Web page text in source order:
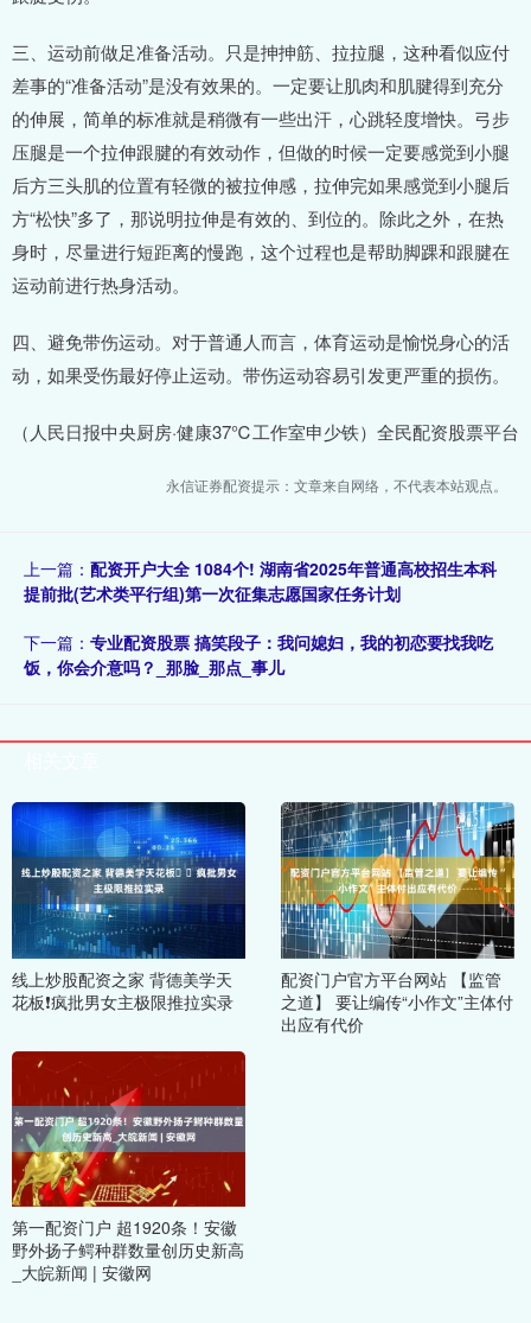
三、运动前做足准备活动。只是抻抻筋、拉拉腿，这种看似应付
差事的“准备活动”是没有效果的。一定要让肌肉和肌腱得到充分
的伸展，简单的标准就是稍微有一些出汗，心跳轻度增快。弓步
压腿是一个拉伸跟腱的有效动作，但做的时候一定要感觉到小腿
后方三头肌的位置有轻微的被拉伸感，拉伸完如果感觉到小腿后
方“松快”多了，那说明拉伸是有效的、到位的。除此之外，在热
身时，尽量进行短距离的慢跑，这个过程也是帮助脚踝和跟腱在
运动前进行热身活动。
四、避免带伤运动。对于普通人而言，体育运动是愉悦身心的活
动，如果受伤最好停止运动。带伤运动容易引发更严重的损伤。
（人民日报中央厨房·健康37℃工作室申少铁）全民配资股票平台
永信证券配资提示：文章来自网络，不代表本站观点。
上一篇： 配资开户大全 1084个! 湖南省2025年普通高校招生本科
提前批(艺术类平行组)第一次征集志愿国家任务计划
下一篇： 专业配资股票 搞笑段子：我问媳妇，我的初恋要找我吃
饭，你会介意吗？_那脸_那点_事儿
线上炒股配资之家 背德美学天
花板❗️疯批男女主极限推拉实录
配资门户官方平台网站 【监管
之道】 要让编传“小作文”主体付
出应有代价
第一配资门户 超1920条！安徽
野外扬子鳄种群数量创历史新高
_大皖新闻 | 安徽网